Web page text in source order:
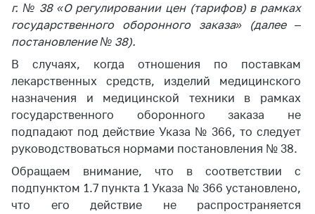
г. № 38 «О регулировании цен (тарифов) в рамках
государственного оборонного заказа» (далее –
постановление № 38).
В случаях, когда отношения по поставкам
лекарственных средств, изделий медицинского
назначения и медицинской техники в рамках
государственного оборонного заказа не
подпадают под действие Указа № 366, то следует
руководствоваться нормами постановления № 38.
Обращаем внимание, что в соответствии с
подпунктом 1.7 пункта 1 Указа № 366 установлено,
что его действие не распространяется